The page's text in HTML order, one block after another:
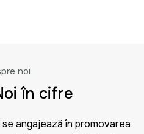
noi
în cifre
angajează în promovarea